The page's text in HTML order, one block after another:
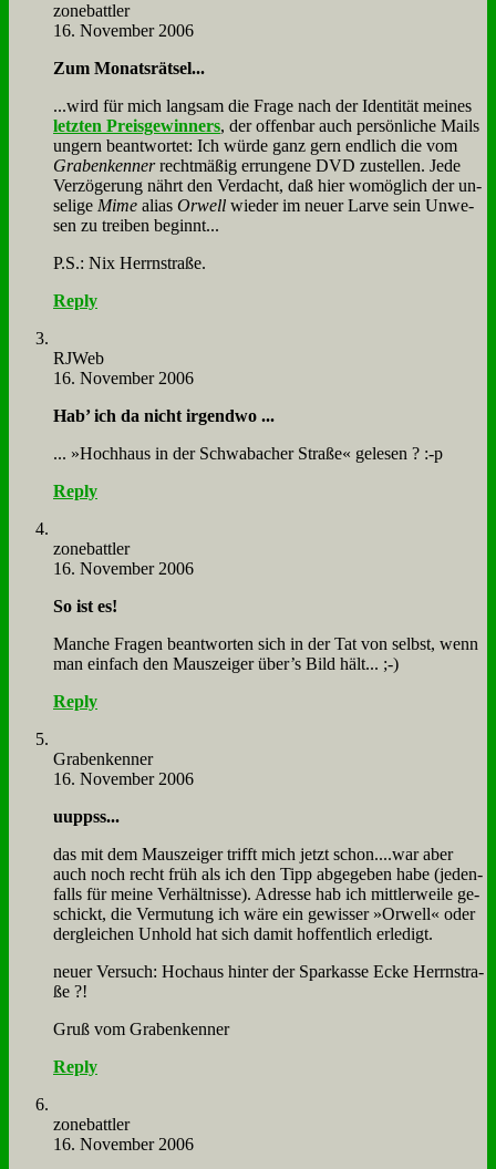
zone­batt­ler
16. November 2006
Zum Mo­nats­rät­sel...
...wird für mich lang­sam die Fra­ge nach der Iden­ti­tät mei­nes
letz­ten Preis­ge­win­ners, der of­fen­bar auch per­sön­li­che Mails
un­gern be­ant­wor­tet: Ich wür­de ganz gern end­lich die vom
Gra­ben­ken­nerrecht­mä­ßig er­run­ge­ne DVD zu­stel­len. Je­de
Ver­zö­ge­rung nährt den Ver­dacht, daß hier wo­mög­lich der un­
se­li­ge Mi­me ali­as Or­well wie­der im neu­er Lar­ve sein Un­we­
sen zu trei­ben be­ginnt...
P.S.: Nix Herrn­stra­ße.
Reply
RJ­Web
16. November 2006
Hab’ ich da nicht ir­gend­wo ...
... »Hoch­haus in der Schwa­ba­cher Stra­ße« ge­le­sen ? :-p
Reply
zone­batt­ler
16. November 2006
So ist es!
Man­che Fra­gen be­ant­wor­ten sich in der Tat von selbst, wenn
man ein­fach den Maus­zei­ger über’s Bild hält... ;-)
Reply
Gra­ben­ken­ner
16. November 2006
uuppss...
das mit dem Maus­zei­ger trifft mich jetzt schon....war aber
auch noch recht früh als ich den Tipp ab­ge­ge­ben ha­be (je­den­
falls für mei­ne Ver­hält­nis­se). Adres­se hab ich mitt­ler­wei­le ge­
schickt, die Ver­mu­tung ich wä­re ein ge­wis­ser »Or­well« oder
der­glei­chen Un­hold hat sich da­mit hof­fent­lich er­le­digt.
neu­er Ver­such: Hoch­aus hin­ter der Spar­kas­se Ecke Herrn­stra­
ße ?!
Gruß vom Gra­ben­ken­ner
Reply
zone­batt­ler
16. November 2006